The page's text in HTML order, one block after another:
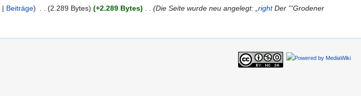
| Beiträge) (2.289 Bytes) (+2.289 Bytes) (Die Seite wurde neu angelegt: „ rightDer '''Grodener